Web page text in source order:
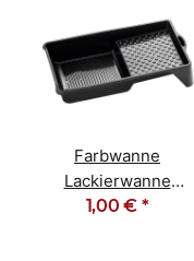
Farbwanne
Lackierwanne
Kunststoff schwarz
1,00 € *